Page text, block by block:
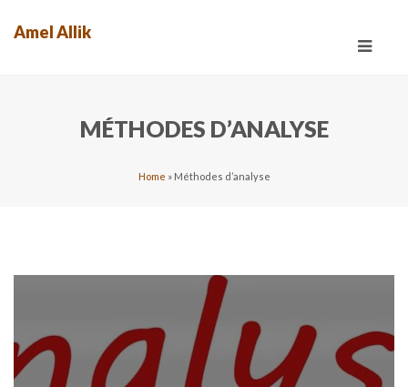
Toggle
Amel Allik
MÉTHODES D’ANALYSE
Home » Méthodes d’analyse